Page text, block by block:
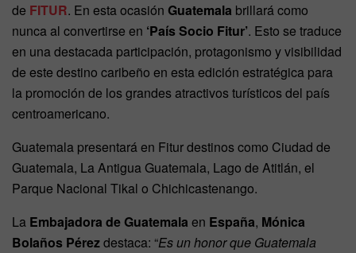
de FITUR. En esta ocasión Guatemala brillará como
nunca al convertirse en ‘País Socio Fitur’. Esto se traduce
en una destacada participación, protagonismo y visibilidad
de este destino caribeño en esta edición estratégica para
la promoción de los grandes atractivos turísticos del país
centroamericano.
Guatemala presentará en Fitur destinos como Ciudad de
Guatemala, La Antigua Guatemala, Lago de Atitlán, el
Parque Nacional Tikal o Chichicastenango.
La Embajadora de Guatemala en España, Mónica
Bolaños Pérezdestaca: “Es un honor que Guatemala